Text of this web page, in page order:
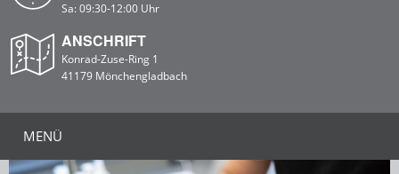
Sa: 09:30-12:00 Uhr
ANSCHRIFT
Konrad-Zuse-Ring 1
41179 Mönchengladbach
MENÜ